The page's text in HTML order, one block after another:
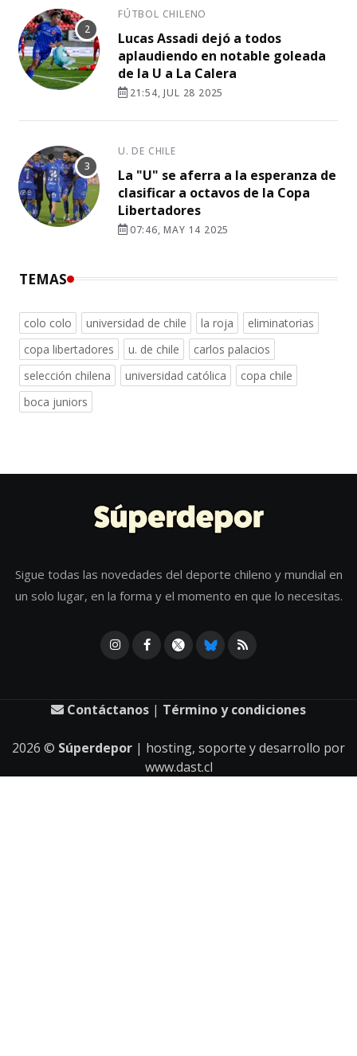
FÚTBOL CHILENO
Lucas Assadi dejó a todos
aplaudiendo en notable goleada
de la U a La Calera
21:54, JUL 28 2025
U. DE CHILE
La "U" se aferra a la esperanza de
clasificar a octavos de la Copa
Libertadores
07:46, MAY 14 2025
TEMAS
colo colo universidad de chile la roja
eliminatorias
copa libertadores
u. de chile
carlos palacios
selección chilena
universidad católica
copa chile
boca juniors
Sigue todas las novedades del deporte chileno y mundial en
un solo lugar, en la forma y el momento en que lo necesitas.
Contáctanos | Término y condiciones
2026 © Súperdepor | hosting, soporte y desarrollo por
www.dast.cl